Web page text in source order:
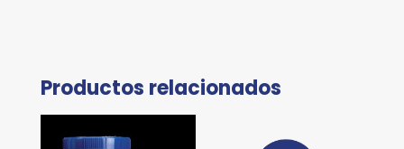
Productos relacionados